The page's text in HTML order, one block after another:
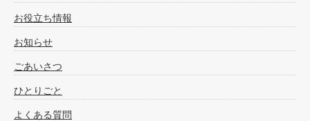
お役立ち情報
お知らせ
ごあいさつ
ひとりごと
よくある質問